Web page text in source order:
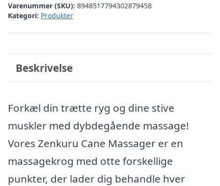
Varenummer (SKU): 8948517794302879458
Kategori: Produkter
Beskrivelse
Forkæl din trætte ryg og dine stive
muskler med dybdegående massage!
Vores Zenkuru Cane Massager er en
massagekrog med otte forskellige
punkter, der lader dig behandle hver